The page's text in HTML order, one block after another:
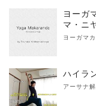
ヨーガ
マ・ニ
ヨーガマ
ハイラ
アーサナ